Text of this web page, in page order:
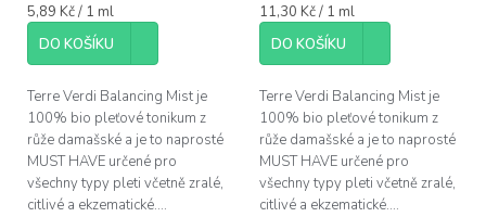
Měrná
cena:
5,89 Kč / 1 ml
DO KOŠÍKU
Terre Verdi Balancing Mist je
100% bio pleťové tonikum z
růže damašské a je to naprosté
MUST HAVE určené pro
všechny typy pleti včetně zralé,
citlivé a ekzematické....
Měrná
cena:
11,30 Kč / 1 ml
DO KOŠÍKU
Terre Verdi Balancing Mist je
100% bio pleťové tonikum z
růže damašské a je to naprosté
MUST HAVE určené pro
všechny typy pleti včetně zralé,
citlivé a ekzematické....